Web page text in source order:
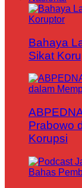
Bahaya
Sikat
Prabowo
Korupsi